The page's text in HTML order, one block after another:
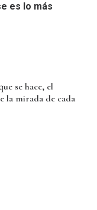
es lo más
se hace, el
la mirada de cada